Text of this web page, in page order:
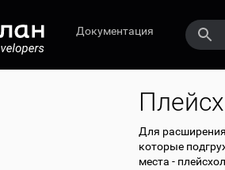
Документация
Для
которые
места -